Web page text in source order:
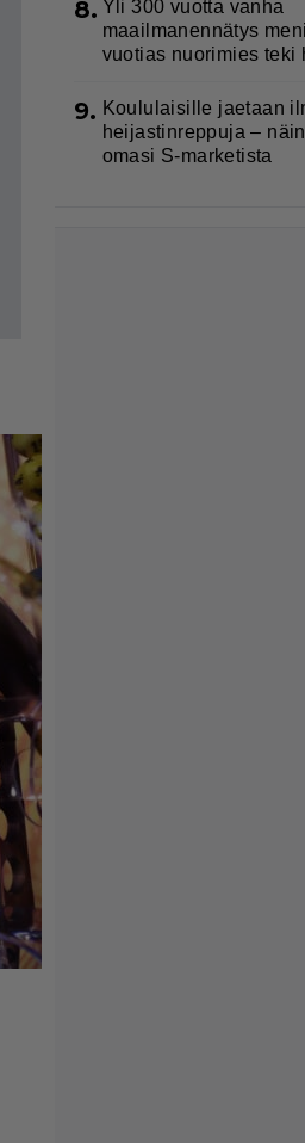
8. Yli 300 vuotta vanha
maailmanennätys
vuotias nuorimies teki
9. Koululaisille jaetaan
heijastinreppuja –
omasi S-marketista